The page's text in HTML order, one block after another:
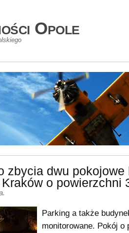
Opole
zbycia dwu pokojowe
o powierzchni
.
Parking a także
monitorowane. Pokój o